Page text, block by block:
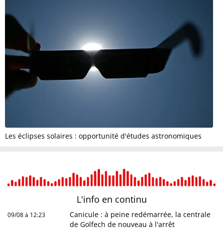
Les éclipses solaires : opportunité d'études astronomiques
L'info en continu
09/08 à 12:23
Canicule : à peine redémarrée, la centrale
de Golfech de nouveau à l'arrêt